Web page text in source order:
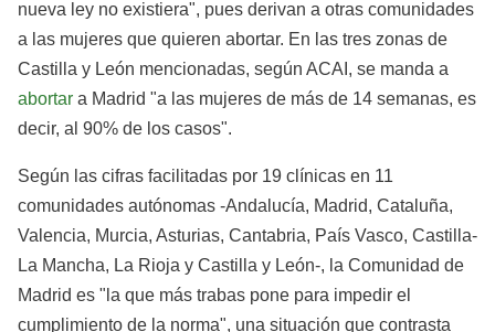
nueva ley no existiera", pues derivan a otras comunidades
a las mujeres que quieren abortar. En las tres zonas de
Castilla y León mencionadas, según ACAI, se manda a
abortar a Madrid "a las mujeres de más de 14 semanas, es
decir, al 90% de los casos".
Según las cifras facilitadas por 19 clínicas en 11
comunidades autónomas -Andalucía, Madrid, Cataluña,
Valencia, Murcia, Asturias, Cantabria, País Vasco, Castilla-
La Mancha, La Rioja y Castilla y León-, la Comunidad de
Madrid es "la que más trabas pone para impedir el
cumplimiento de la norma", una situación que contrasta